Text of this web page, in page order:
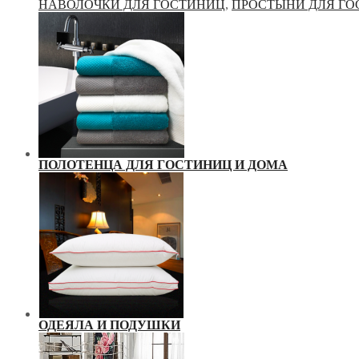
НАВОЛОЧКИ ДЛЯ ГОСТИНИЦ, ПРОСТЫНИ ДЛЯ
ПОЛОТЕНЦА ДЛЯ ГОСТИНИЦ И ДОМА
ОДЕЯЛА И ПОДУШКИ